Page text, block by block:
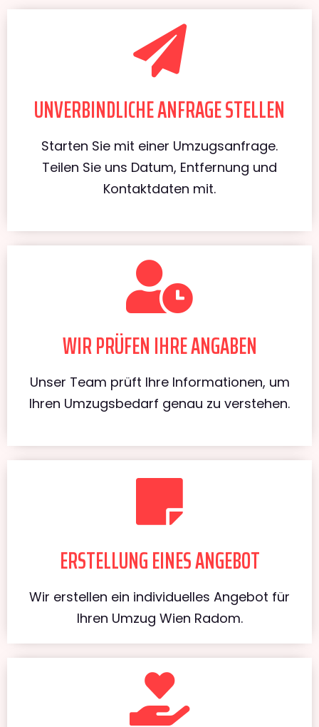
UNVERBINDLICHE ANFRAGE STELLEN
Starten Sie mit einer Umzugsanfrage.
Teilen Sie uns Datum, Entfernung und
Kontaktdaten mit.
WIR PRÜFEN IHRE ANGABEN
Unser Team prüft Ihre Informationen, um
Ihren Umzugsbedarf genau zu verstehen.
ERSTELLUNG EINES ANGEBOT
Wir erstellen ein individuelles Angebot für
Ihren Umzug Wien Radom.